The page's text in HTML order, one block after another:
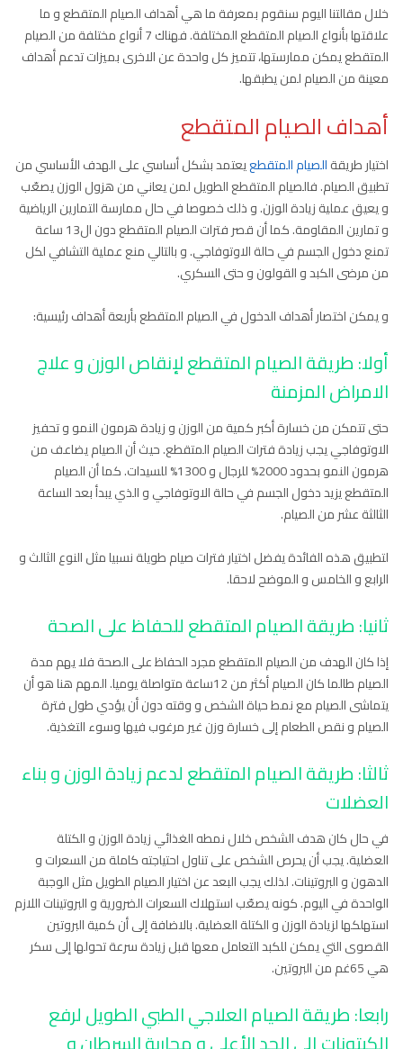
خلال مقالتنا اليوم سنقوم بمعرفة ما هي أهداف الصيام المتقطع و ما
علاقتها بأنواع الصيام المتقطع المختلفة. فهناك 7 أنواع مختلفة من الصيام
المتقطع يمكن ممارستها، تتميز كل واحدة عن الاخرى بميزات تدعم أهداف
معينة من الصيام لمن يطبقها.
أهداف الصيام المتقطع
اختيار طريقةالصيام المتقطعيعتمد بشكل أساسي على الهدف الأساسي من
تطبيق الصيام. فالصيام المتقطع الطويل لمن يعاني من هزول الوزن يصعّب
و يعيق عملية زيادة الوزن. و ذلك خصوصا في حال ممارسة التمارين الرياضية
و تمارين المقاومة. كما أن قصر فترات الصيام المتقطع دون ال13 ساعة
تمنع دخول الجسم في حالة الاوتوفاجي. و بالتالي منع عملية التشافي لكل
من مرضى الكبد و القولون و حتى السكري.
و يمكن اختصار أهداف الدخول في الصيام المتقطع بأربعة أهداف رئيسية:
أولا: طريقة الصيام المتقطع لإنقاص الوزن و علاج
الامراض المزمنة
حتى تتمكن من خسارة أكبر كمية من الوزن و زيادة هرمون النمو و تحفيز
الاوتوفاجي يجب زيادة فترات الصيام المتقطع. حيث أن الصيام يضاعف من
هرمون النمو بحدود 2000% للرجال و 1300% للسيدات. كما أن الصيام
المتقطع يزيد دخول الجسم في حالة الاوتوفاجي و الذي يبدأ بعد الساعة
الثالثة عشر من الصيام.
لتطبيق هذه الفائدة يفضل اختيار فترات صيام طويلة نسبيا مثل النوع الثالث و
الرابع و الخامس و الموضح لاحقا.
ثانيا: طريقة الصيام المتقطع للحفاظ على الصحة
إذا كان الهدف من الصيام المتقطع مجرد الحفاظ على الصحة فلا يهم مدة
الصيام طالما كان الصيام أكثر من 12ساعة متواصلة يوميا. المهم هنا هو أن
يتماشى الصيام مع نمط حياة الشخص و وقته دون أن يؤدي طول فترة
الصيام و نقص الطعام إلى خسارة وزن غير مرغوب فيها وسوء التغذية.
ثالثا: طريقة الصيام المتقطع لدعم زيادة الوزن و بناء
العضلات
في حال كان هدف الشخص خلال نمطه الغذائي زيادة الوزن و الكتلة
العضلية. يجب أن يحرص الشخص على تناول احتياجته كاملة من السعرات و
الدهون و البروتينات. لذلك يجب البعد عن اختيار الصيام الطويل مثل الوجبة
الواحدة في اليوم. كونه يصعّب استهلاك السعرات الضرورية و البروتينات اللازم
استهلكها لزيادة الوزن و الكتلة العضلية. بالاضافة إلى أن كمية البروتين
القصوى التي يمكن للكبد التعامل معها قبل زيادة سرعة تحولها إلى سكر
هي 65غم من البروتين.
رابعا: طريقة الصيام العلاجي الطبي الطويل لرفع